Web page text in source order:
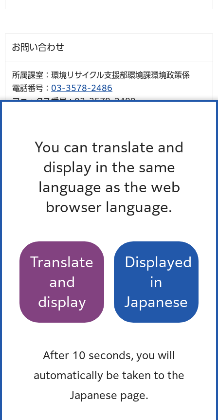
You can translate and
display in the same
language as the web
browser language.
Translate
and
display
Displayed
in
Japanese
After 10 seconds, you will
automatically be taken to the
Japanese page.
お問い合わせ
所属課室：環境リサイクル支援部環境課環境政策係
電話番号： 03-3578-2486
ファックス番号：03-3578-2489
多言語対応三者通話サービス
熱中症予防
高齢者の熱中症対策
熱中症対策における緑陰の有効性
オンライン熱中症対策講座
もっとみる